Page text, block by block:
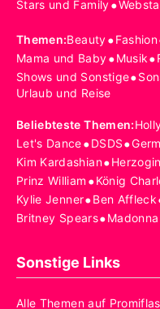
Stars und Family•
Themen:Beauty•Fashion
Mama und Baby•Musik•
Shows und Sonstige•
Urlaub und Reise
Beliebteste Themen:
Let's Dance•DSDS•
Kim Kardashian•
Prinz William •König
Kylie Jenner•Ben Affleck
Britney Spears•Madonna
Sonstige Links
Alle Themen auf